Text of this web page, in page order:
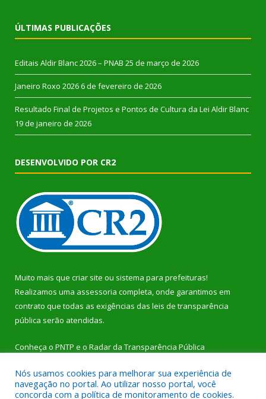
ÚLTIMAS PUBLICAÇÕES
Editais Aldir Blanc 2026 – PNAB 25 de março de 2026
Janeiro Roxo 2026 6 de fevereiro de 2026
Resultado Final de Projetos e Pontos de Cultura da Lei Aldir Blanc
19 de janeiro de 2026
DESENVOLVIDO POR CR2
Muito mais que criar site ou sistema para prefeituras!
Realizamos uma assessoria completa, onde garantimos em
contrato que todas as exigências das leis de transparência
pública serão atendidas.
Conheça o PNTP e o Radar da Transparência Pública
Nós usamos cookies para melhorar sua experiência de
navegação no portal. Ao utilizar nosso portal, você
concorda com a política de monitoramento de cookies.